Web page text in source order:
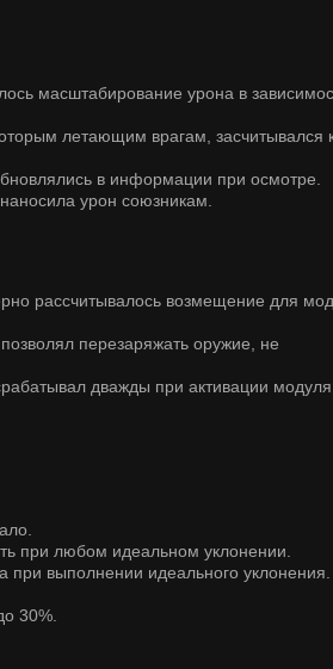
масштабирование урона в
летающим врагам, засчитывался
в информации при осмотре.
урон союзникам.
рассчитывалось возмещение для
перезаряжать оружие, не
дважды при активации модуля.
при любом идеальном уклонении.
при выполнении идеального уклонения.
30%.